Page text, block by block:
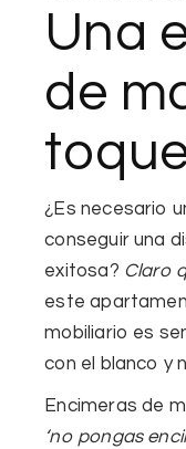
Una
de
¿Es necesario
conseguir una
exitosa? Claro
este
mobiliario es
con el blanco y
Encimeras de
‘no pongas